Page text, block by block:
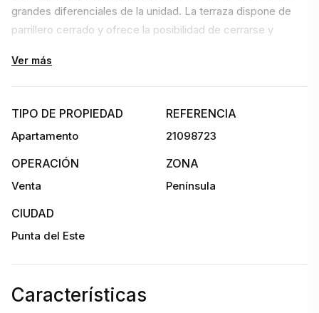
grandes diferenciales de la unidad. La terraza dispone de
parrillero cerrado y ofrece la posibilidad de cerrarse y
aportando funcionalidad y mayor aprovechamiento de los
espacios.
La propiedad se encuentra reciclada, con baños y cañerías
actualizadas, lo que permite ingresar a vivir sin necesidad de
realizar obras.
Servicio de mucamas
Ver más
TIPO DE PROPIEDAD
Apartamento
REFERENCIA
21098723
OPERACIÓN
Venta
ZONA
Península
CIUDAD
Punta del Este
Características